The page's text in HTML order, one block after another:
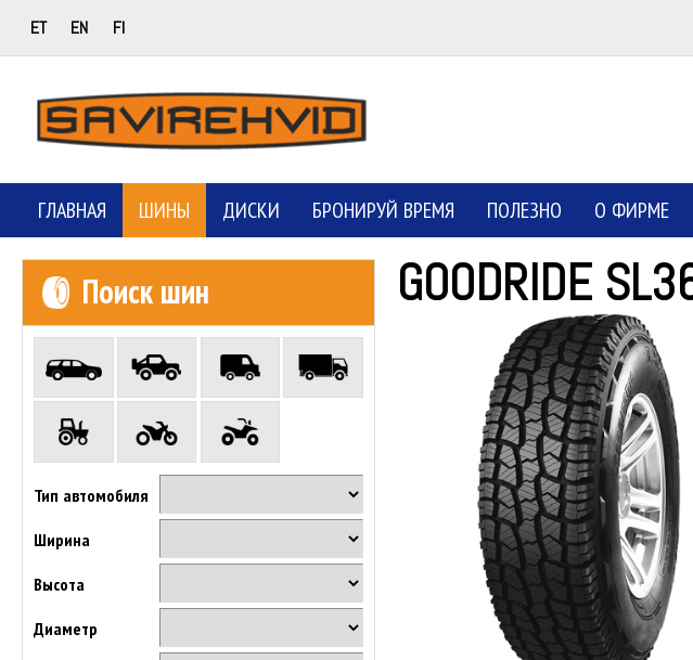
ET EN FI
ГЛАВНАЯ ШИНЫ ДИСКИ БРОНИРУЙ ВРЕМЯ ПОЛЕЗНО О ФИРМЕ
Поиск шин
Тип автомобиля
Ширина
Высота
Диаметр
GOODRIDE